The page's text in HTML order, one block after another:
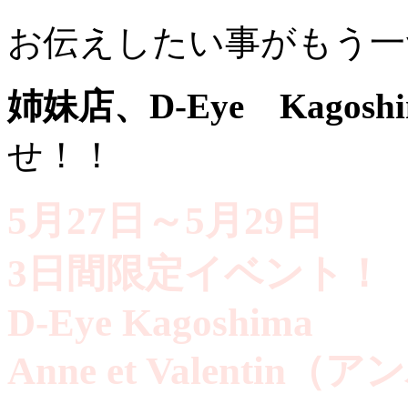
お伝えしたい事がもう
姉妹店、D-Eye
せ！！
5月27日～5月29日
3日間限定イベント！
D-Eye Kagoshima
Anne et Valentin（ア